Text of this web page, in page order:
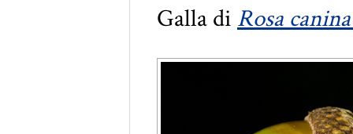
Galla di Rosa canina